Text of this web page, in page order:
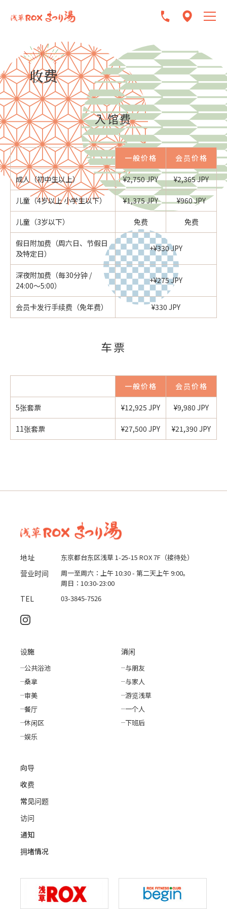
收费
入馆费
一般价格 会员价格
成人（初中生以上） ¥2,750 JPY ¥2,365 JPY
儿童（4岁以上 小学生以下） ¥1,375 JPY ¥960 JPY
儿童（3岁以下） 免费 免费
假日附加费（周六日、节假日
及特定日）
+¥330 JPY
深夜附加费（每30分钟 /
24:00〜5:00）
+¥275 JPY
会员卡发行手续费（免年费） ¥330 JPY
车票
一般价格 会员价格
5张套票 ¥12,925 JPY ¥9,980 JPY
11张套票 ¥27,500 JPY ¥21,390 JPY
地址 东京都台东区浅草 1-25-15 ROX 7F（接待处）
营业时间
周一至周六：上午 10:30 - 第二天上午 9:00。
周日：10:30-23:00
TEL 03-3845-7526
设施
公共浴池
桑拿
审美
餐厅
休闲区
娱乐
消闲
与朋友
与家人
游览浅草
一个人
下班后
向导
收费
常见问题
访问
通知
拥堵情况